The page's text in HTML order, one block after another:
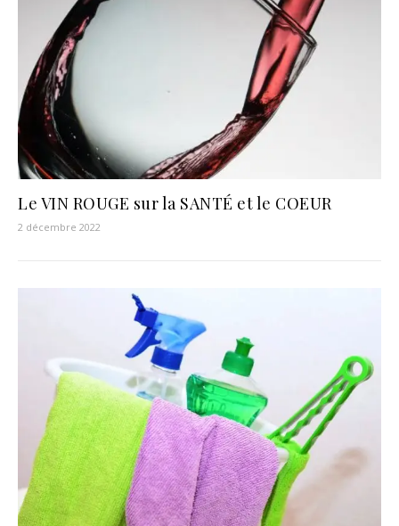
Le VIN ROUGE sur la SANTÉ et le COEUR
2 décembre 2022